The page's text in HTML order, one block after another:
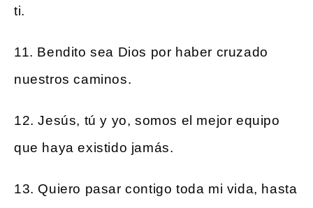
ti.
11. Bendito sea Dios por haber cruzado
nuestros caminos.
12. Jesús, tú y yo, somos el mejor equipo
que haya existido jamás.
13. Quiero pasar contigo toda mi vida, hasta